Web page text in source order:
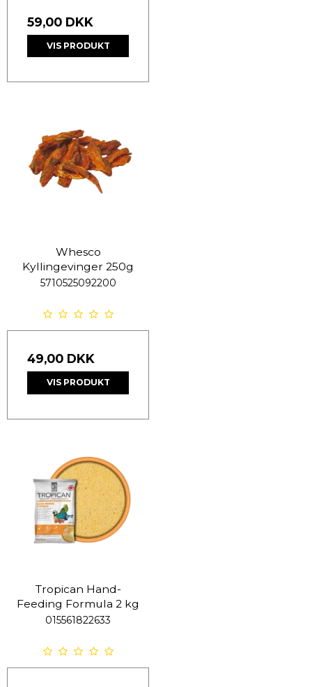
59,00 DKK
VIS PRODUKT
Whesco
Kyllingevinger 250g
5710525092200
49,00 DKK
VIS PRODUKT
Tropican Hand-
Feeding Formula 2 kg
015561822633